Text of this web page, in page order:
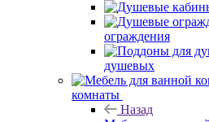
ограждения
душевых
комнаты
Назад